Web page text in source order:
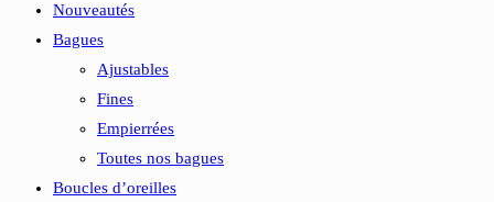
Nouveautés
Bagues
Ajustables
Fines
Empierrées
Toutes nos bagues
Boucles d’oreilles